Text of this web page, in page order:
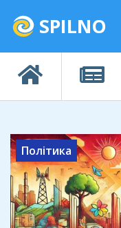
SPILNO
Політика